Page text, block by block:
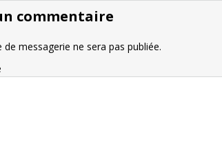
commentaire
de messagerie ne sera pas publiée.